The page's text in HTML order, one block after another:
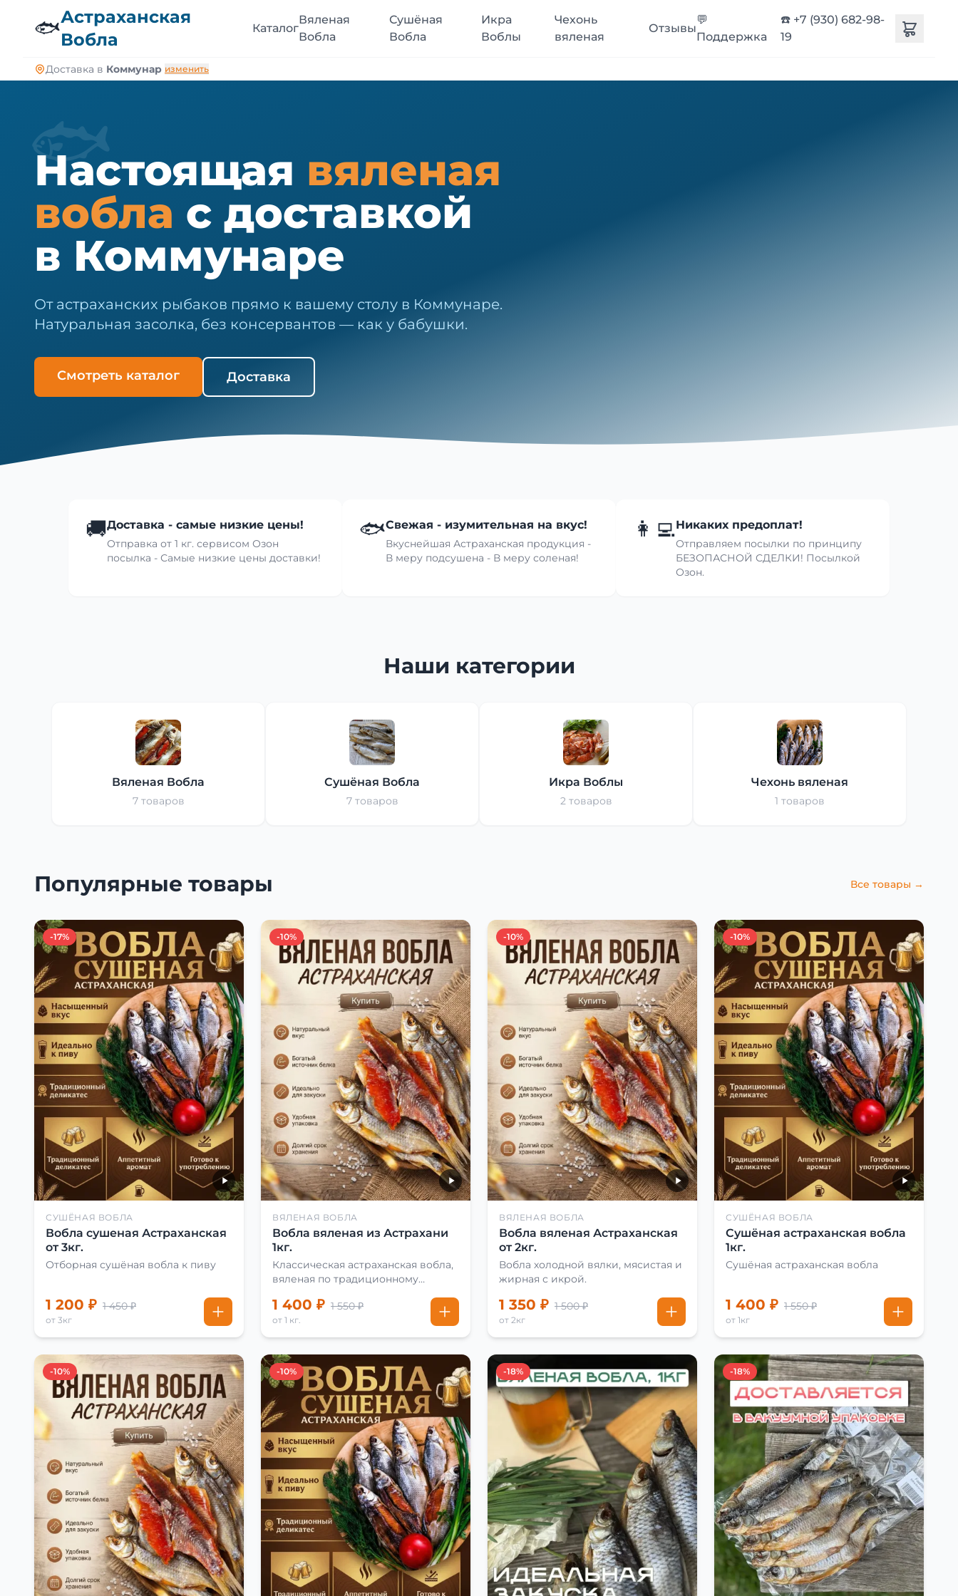
🐟Астраханская
Вобла
Каталог
Вяленая
Вобла
Сушёная
Вобла
Икра
Воблы
Чехонь
вяленая
Отзывы
💬
Поддержка
☎️ +7 (930) 682-98-
19
Доставка в Коммунар изменить
🐟
Настоящая вяленая
вобла с доставкой
в Коммунаре
От астраханских рыбаков прямо к вашему столу в Коммунаре.
Натуральная засолка, без консервантов — как у бабушки.
Смотреть каталог Доставка
🚚Доставка - самые низкие цены!
Отправка от 1 кг. сервисом Озон
посылка - Самые низкие цены доставки!
🐟Свежая - изумительная на вкус!
Вкуснейшая Астраханская продукция -
В меру подсушена - В меру соленая!
👩‍💻Никаких предоплат!
Отправляем посылки по принципу
БЕЗОПАСНОЙ СДЕЛКИ! Посылкой
Озон.
Наши категории
Вяленая Вобла
7 товаров
Сушёная Вобла
7 товаров
Икра Воблы
2 товаров
Чехонь вяленая
1 товаров
Популярные товары Все товары →
-17%
СУШЁНАЯ ВОБЛА
Вобла сушеная Астраханская
от 3кг.
Отборная сушёная вобла к пиву
1 200 ₽ 1 450 ₽
от 3кг
-10%
ВЯЛЕНАЯ ВОБЛА
Вобла вяленая из Астрахани
1кг.
Классическая астраханская вобла,
вяленая по традиционному
1 400 ₽ 1 550 ₽
от 1 кг.
-10%
ВЯЛЕНАЯ ВОБЛА
Вобла вяленая Астраханская
от 2кг.
Вобла холодной вялки, мясистая и
жирная с икрой.
1 350 ₽ 1 500 ₽
от 2кг
-10%
СУШЁНАЯ ВОБЛА
Сушёная астраханская вобла
1кг.
Сушёная астраханская вобла
1 400 ₽ 1 550 ₽
от 1кг
-10% -10% -18% -18%